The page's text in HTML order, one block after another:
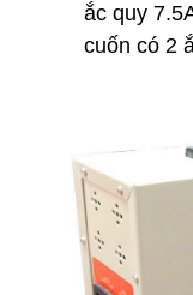
ắc quy
cuốn có 2